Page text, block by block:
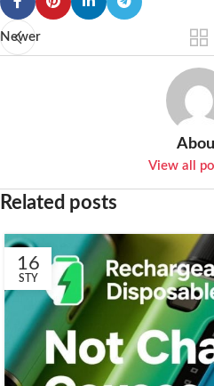
Newer
View all
Related posts
16
STY